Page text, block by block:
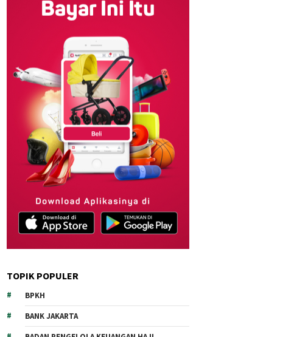
TOPIK POPULER
BPKH
BANK JAKARTA